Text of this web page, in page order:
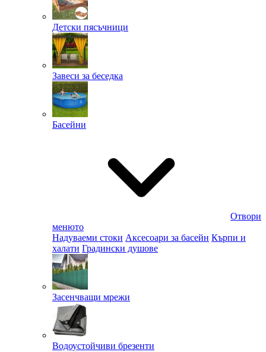
Детски пясъчници
Завеси за беседка
Басейни
Отвори
менюто
Надуваеми стоки Аксесоари за басейн Кърпи и
халати Градински душове
Засенчващи мрежи
Водоустойчиви брезенти